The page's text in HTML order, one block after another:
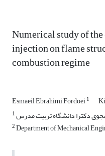
Numerical study of
injection on flame
combustion regime
Esmaeil Ebrahimi Fordoei1
1دکترا دانشگاه تربیت مدرس
2Department of Mechanical